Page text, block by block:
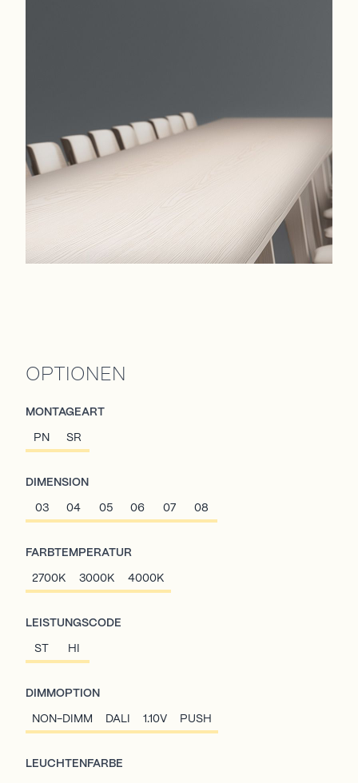
OPTIONEN
MONTAGEART
PN SR
DIMENSION
03 04 05 06 07 08
FARBTEMPERATUR
2700K 3000K 4000K
LEISTUNGSCODE
ST HI
DIMMOPTION
NON-DIMM DALI 1.10V PUSH
LEUCHTENFARBE